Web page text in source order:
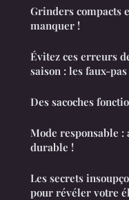
Grinders compacts
manquer !
Évitez ces erreurs
saison : les faux-
Des sacoches
Mode responsable :
durable !
Les secrets
pour révéler votre